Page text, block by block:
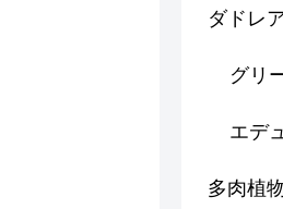
ダドレ
グリ
エデ
多肉植